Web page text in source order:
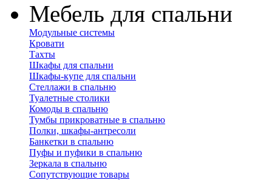
Мебель для спальни
Модульные системы
Кровати
Тахты
Шкафы для спальни
Шкафы-купе для спальни
Стеллажи в спальню
Туалетные столики
Комоды в спальню
Тумбы прикроватные в спальню
Полки, шкафы-антресоли
Банкетки в спальню
Пуфы и пуфики в спальню
Зеркала в спальню
Сопутствующие товары